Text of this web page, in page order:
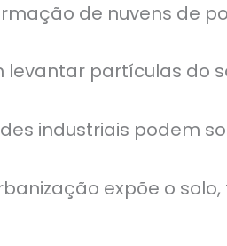
de nuvens de
partículas do
industriais podem
expõe o